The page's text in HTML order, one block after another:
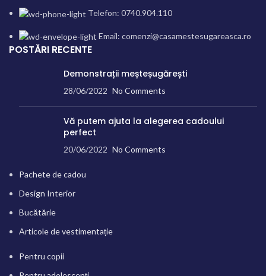
Telefon: 0740.904.110
Email: comenzi@casamestesugareasca.ro
POSTĂRI RECENTE
Demonstrații meșteșugărești
28/06/2022 No Comments
Vă putem ajuta la alegerea cadoului
perfect
20/06/2022 No Comments
Pachete de cadou
Design Interior
Bucătărie
Articole de vestimentație
Pentru copii